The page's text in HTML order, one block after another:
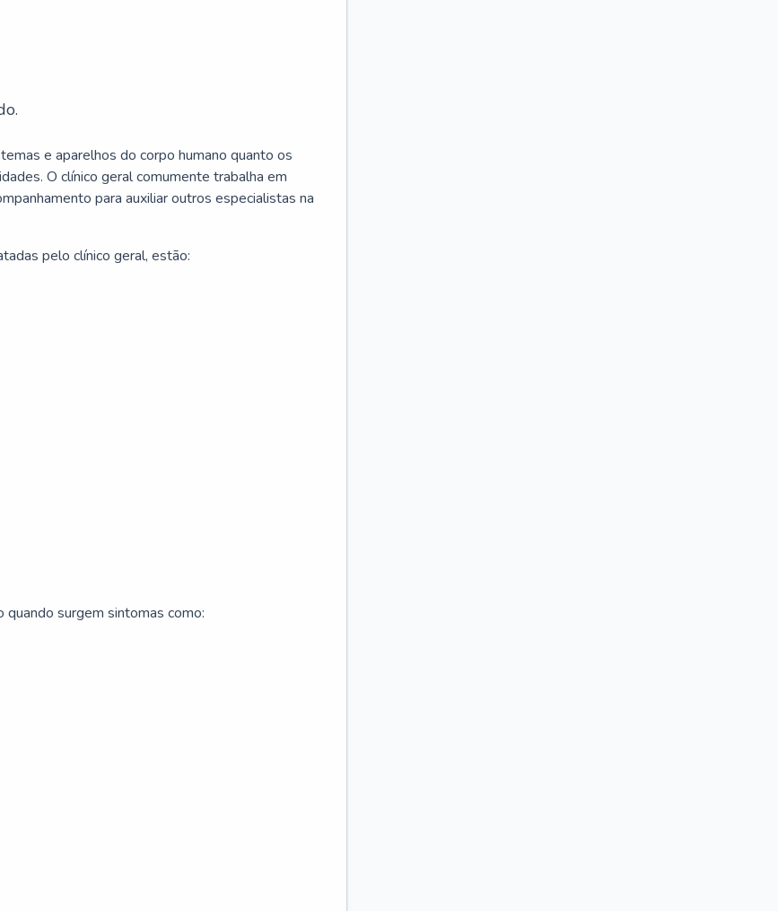
e aparelhos do corpo humano quanto os
O clínico geral comumente trabalha em
para auxiliar outros especialistas na
pelo clínico geral, estão:
surgem sintomas como: